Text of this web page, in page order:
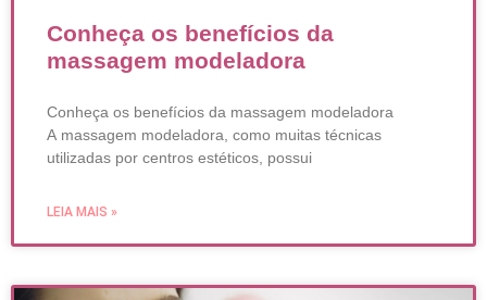
Conheça os benefícios da
massagem modeladora
Conheça os benefícios da massagem modeladora
A massagem modeladora, como muitas técnicas
utilizadas por centros estéticos, possui
LEIA MAIS »